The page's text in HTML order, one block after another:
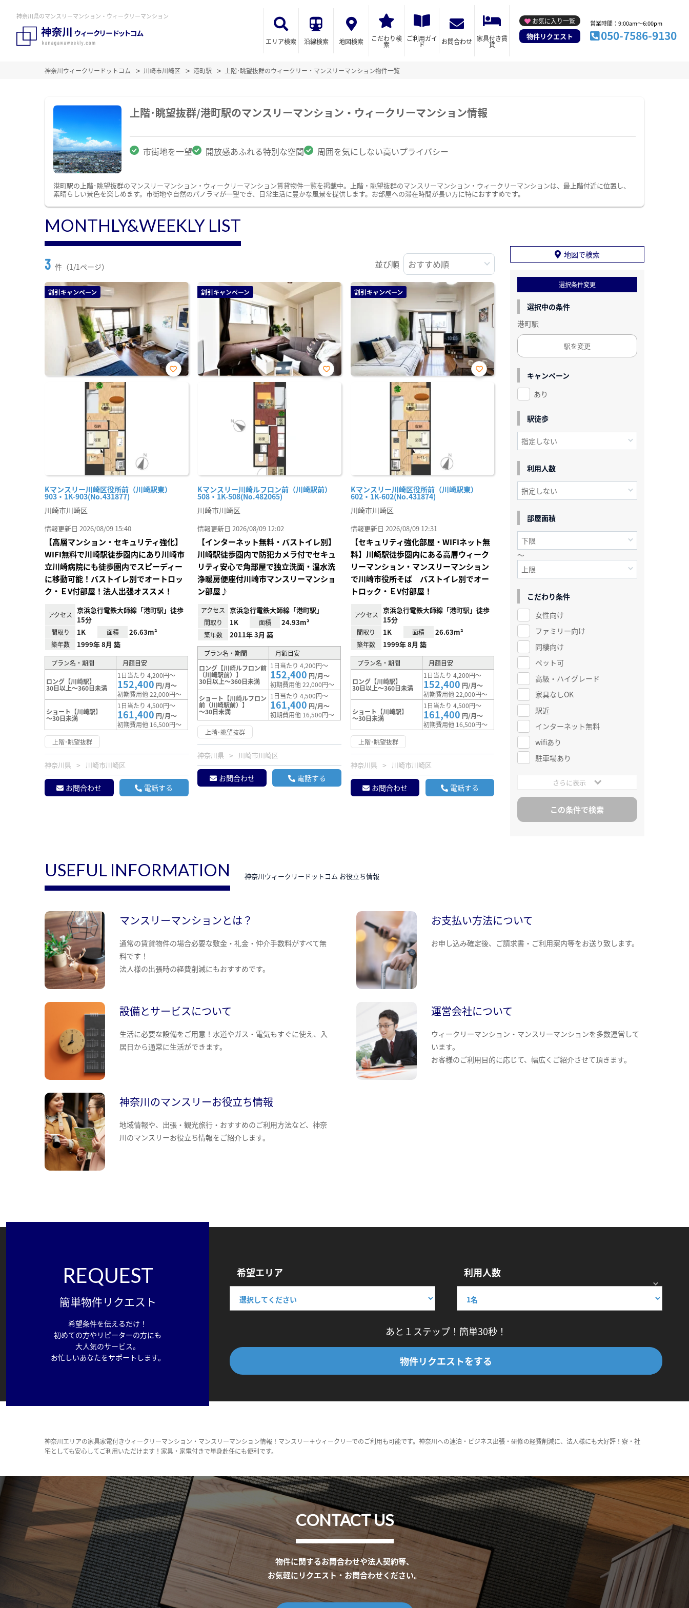
神奈川県のマンスリーマンション・ウィークリーマンション
エリア検索 沿線検索 地図検索 こだわり検
索
ご利用ガイ
ド お問合わせ 家具付き賃
貸
お気に入り一覧
物件リクエスト
営業時間：9:00am～6:00pm
050-7586-9130
神奈川ウィークリードットコム 川崎市川崎区 港町駅 上階･眺望抜群のウィークリー・マンスリーマンション物件一覧
上階･眺望抜群/港町駅のマンスリーマンション・ウィークリーマンション情報
市街地を一望 開放感あふれる特別な空間 周囲を気にしない高いプライバシー
港町駅の上階･眺望抜群のマンスリーマンション・ウィークリーマンション賃貸物件一覧を掲載中。上階・眺望抜群のマンスリーマンション・ウィークリーマンションは、最上階付近に位置し、
素晴らしい景色を楽しめます。市街地や自然のパノラマが一望でき、日常生活に豊かな風景を提供します。お部屋への滞在時間が長い方に特におすすめです。
MONTHLY&WEEKLY LIST
3 件（1/1ページ） 並び順
割引キャンペーン
Kマンスリー川崎区役所前（川崎駅東）
903・1K-903(No.431877)
お気
川崎市川崎区
情報更新日 2026/08/09 15:40
【高層マンション・セキュリティ強化】
WIFI無料で川崎駅徒歩圏内にあり川崎市
立川崎病院にも徒歩圏内でスピーディー
に移動可能！バストイレ別でオートロッ
ク・ＥV付部屋！法人出張オススメ！
アクセス
京浜急行電鉄大師線「港町駅」徒歩
15分
間取り 1K 面積 26.63m²
築年数 1999年 8月 築
プラン名・期間 月額目安
ロング【川崎駅】
30日以上～360日未満
1日当たり 4,200円～
152,400 円/月～
初期費用他 22,000円～
ショート【川崎駅】
～30日未満
1日当たり 4,500円～
161,400 円/月～
初期費用他 16,500円～
上階･眺望抜群
神奈川県 川崎市川崎区
お問合わせ 電話する
割引キャンペーン
Kマンスリー川崎ルフロン前（川崎駅前）
508・1K-508(No.482065)
お気
川崎市川崎区
情報更新日 2026/08/09 12:02
【インターネット無料・バストイレ別】
川崎駅徒歩圏内で防犯カメラ付でセキュ
リティ安心で角部屋で独立洗面・温水洗
浄暖房便座付川崎市マンスリーマンショ
ン部屋♪
アクセス 京浜急行電鉄大師線「港町駅」
間取り 1K 面積 24.93m²
築年数 2011年 3月 築
プラン名・期間
月額目安
ロング【川崎ルフロン前
（川崎駅前）】
30日以上～360日未満
1日当たり 4,200円～
152,400 円/月～
初期費用他 22,000円～
ショート【川崎ルフロン
前（川崎駅前）】
～30日未満
1日当たり 4,500円～
161,400 円/月～
初期費用他 16,500円～
上階･眺望抜群
神奈川県 川崎市川崎区
お問合わせ 電話する
割引キャンペーン
Kマンスリー川崎区役所前（川崎駅東）
602・1K-602(No.431874)
お気
川崎市川崎区
情報更新日 2026/08/09 12:31
【セキュリティ強化部屋・WIFIネット無
料】川崎駅徒歩圏内にある高層ウィーク
リーマンション・マンスリーマンション
で川崎市役所そば バストイレ別でオー
トロック・ＥV付部屋！
アクセス
京浜急行電鉄大師線「港町駅」徒歩
15分
間取り 1K 面積 26.63m²
築年数 1999年 8月 築
プラン名・期間 月額目安
ロング【川崎駅】
30日以上～360日未満
1日当たり 4,200円～
152,400 円/月～
初期費用他 22,000円～
ショート【川崎駅】
～30日未満
1日当たり 4,500円～
161,400 円/月～
初期費用他 16,500円～
上階･眺望抜群
神奈川県 川崎市川崎区
お問合わせ 電話する
地図で検索
選択条件変更
選択中の条件
港町駅
駅を変更
キャンペーン
あり
駅徒歩
利用人数
部屋面積
～
こだわり条件
女性向け
ファミリー向け
同棲向け
ペット可
高級・ハイグレード
家具なしOK
駅近
インターネット無料
wifiあり
駐車場あり
さらに表示
USEFUL INFORMATION 神奈川ウィークリードットコム お役立ち情報
マンスリーマンションとは？
通常の賃貸物件の場合必要な敷金・礼金・仲介手数料がすべて無
料です！
法人様の出張時の経費削減にもおすすめです。
お支払い方法について
お申し込み確定後、ご請求書・ご利用案内等をお送り致します。
設備とサービスについて
生活に必要な設備をご用意！水道やガス・電気もすぐに使え、入
居日から通常に生活ができます。
運営会社について
ウィークリーマンション・マンスリーマンションを多数運営して
います。
お客様のご利用目的に応じて、幅広くご紹介させて頂きます。
神奈川のマンスリーお役立ち情報
地域情報や、出張・観光旅行・おすすめのご利用方法など、神奈
川のマンスリーお役立ち情報をご紹介します。
REQUEST
簡単物件リクエスト
希望条件を伝えるだけ！
初めての方やリピーターの方にも
大人気のサービス。
お忙しいあなたをサポートします。
希望エリア 利用人数
あと１ステップ！簡単30秒！
物件リクエストをする
神奈川エリアの家具家電付きウィークリーマンション・マンスリーマンション情報！マンスリー＋ウィークリーでのご利用も可能です。神奈川への連泊・ビジネス出張・研修の経費削減に、法人様にも大好評！寮・社
宅としても安心してご利用いただけます！家具・家電付きで単身赴任にも便利です。
CONTACT US
物件に関するお問合わせや法人契約等、
お気軽にリクエスト・お問合わせください。